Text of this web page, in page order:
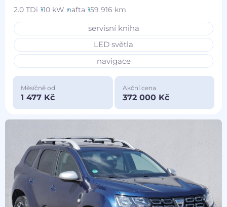
2.0 TDi 110 kW nafta 159 916 km
servisní kniha
LED světla
navigace
Měsíčně od
1 477 Kč
Akční cena
372 000 Kč